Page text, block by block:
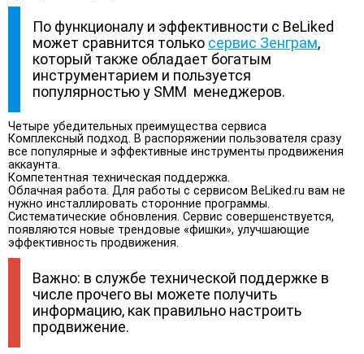
По функционалу и эффективности с BeLiked
может сравнится только сервис Зенграм,
который также обладает богатым
инструментарием и пользуется
популярностью у SMM менеджеров.
Четыре убедительных преимущества сервиса
Комплексный подход. В распоряжении пользователя сразу
все популярные и эффективные инструменты продвижения
аккаунта.
Компетентная техническая поддержка.
Облачная работа. Для работы с сервисом BeLiked.ru вам не
нужно инсталлировать сторонние программы.
Систематические обновления. Сервис совершенствуется,
появляются новые трендовые «фишки», улучшающие
эффективность продвижения.
Важно: в службе технической поддержке в
числе прочего вы можете получить
информацию, как правильно настроить
продвижение.